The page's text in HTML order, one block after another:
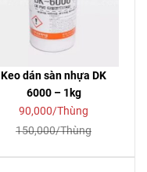
Keo dán sàn nhựa DK
6000 – 1kg
90,000/Thùng
150,000/Thùng